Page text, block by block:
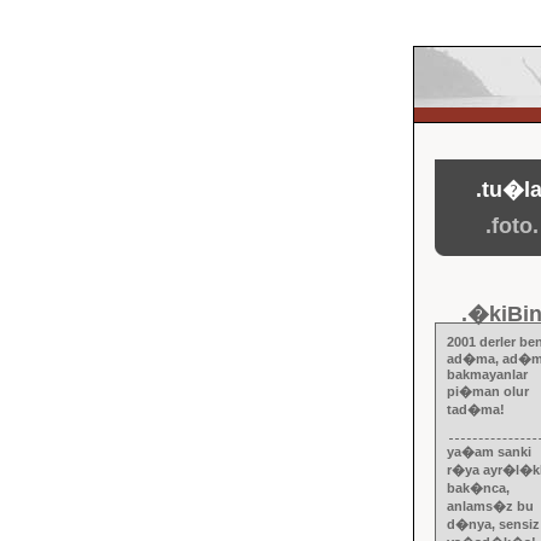
.foto.
2001 derler
ad�ma,
bakmayanlar
pi�man olur
tad�ma!
ya�am
r�ya
bak�nca,
anlams�z bu
d�nya, sensiz